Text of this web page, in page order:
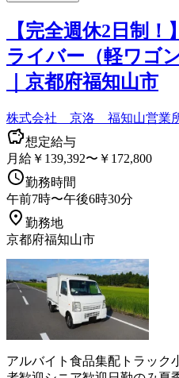
【完全週休2日制
ライバー（軽ワゴ
｜京都府福知山市
株式会社 京洛 福知山営業
想定給与
月給￥139,392〜￥172,800
勤務時間
午前7時〜午後6時30分
勤務地
京都府福知山市
アルバイト 食品集配 トラック